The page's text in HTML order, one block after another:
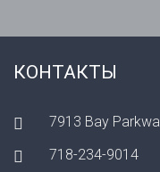
КОНТАКТЫ
7913 Bay
718-234-9014